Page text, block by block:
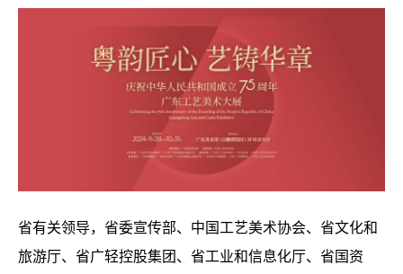
省有关领导，省委宣传部、中国工艺美术协会、省文化和
旅游厅、省广轻控股集团、省工业和信息化厅、省国资